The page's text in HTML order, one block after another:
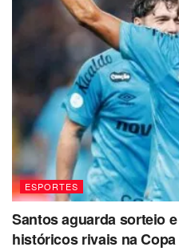
ESPORTES
Santos aguarda sorteio
históricos rivais na